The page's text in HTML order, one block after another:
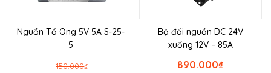
Nguồn Tổ Ong 5V 5A S-25-
5
₫
150.000
Bộ đổi nguồn DC 24V
xuống 12V – 85A
₫
890.000